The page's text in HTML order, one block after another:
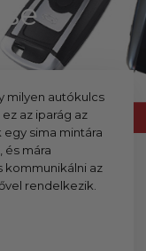
milyen autókulcs
az iparág az
sima mintára
és mára
kommunikálni az
rendelkezik.